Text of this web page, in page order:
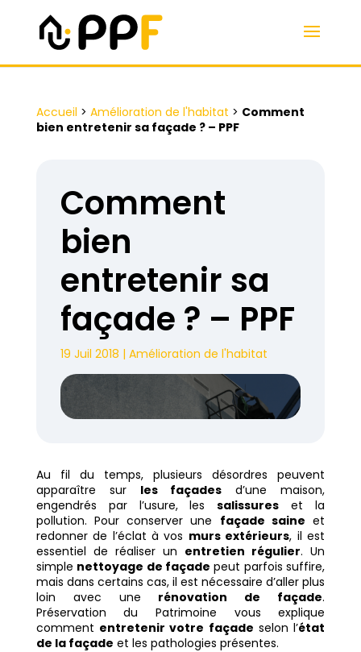
Accueil > Amélioration de l'habitat > Comment
bien entretenir sa façade ? – PPF
Comment
bien
entretenir sa
façade ? – PPF
19 Juil 2018 | Amélioration de l'habitat
Au fil du temps, plusieurs désordres peuvent
apparaître sur les façades d’une maison,
engendrés par l’usure, lessalissures et la
pollution. Pour conserver une façade saine et
redonner de l’éclat à vos murs extérieurs, il est
essentiel de réaliser un entretien régulier. Un
simple nettoyage de façade peut parfois suffire,
mais dans certains cas, il est nécessaire d’aller plus
loin avec une rénovation de façade.
Préservation du Patrimoine vous explique
comment entretenir votre façade selon l’état
de la façade et les pathologies présentes.